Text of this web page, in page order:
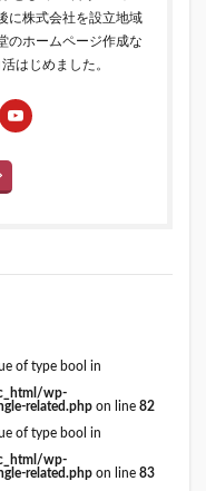
に株式会社を設立地域
のホームページ作成な
はじめました。
of type bool in
wp-
related.php on line 82
of type bool in
wp-
related.php on line 83